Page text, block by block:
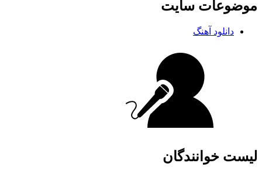
موضوعات سایت
دانلود آهنگ
لیست خوانندگان